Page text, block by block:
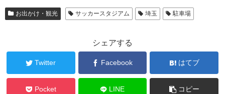
お出かけ・観光 サッカースタジアム 埼玉 駐車場
シェアする
Twitter Facebook はてブ
Pocket LINE コピー